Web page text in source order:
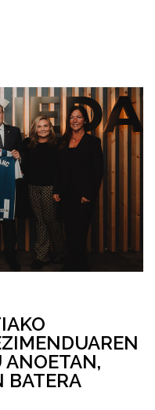
ANOETAN,
BATERA